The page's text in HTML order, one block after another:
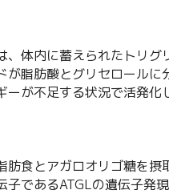
、体内に蓄えられたトリ
が脂肪酸とグリセロール
ーが不足する状況で活発化
肪食とアガロオリゴ糖を
子であるATGLの遺伝子発